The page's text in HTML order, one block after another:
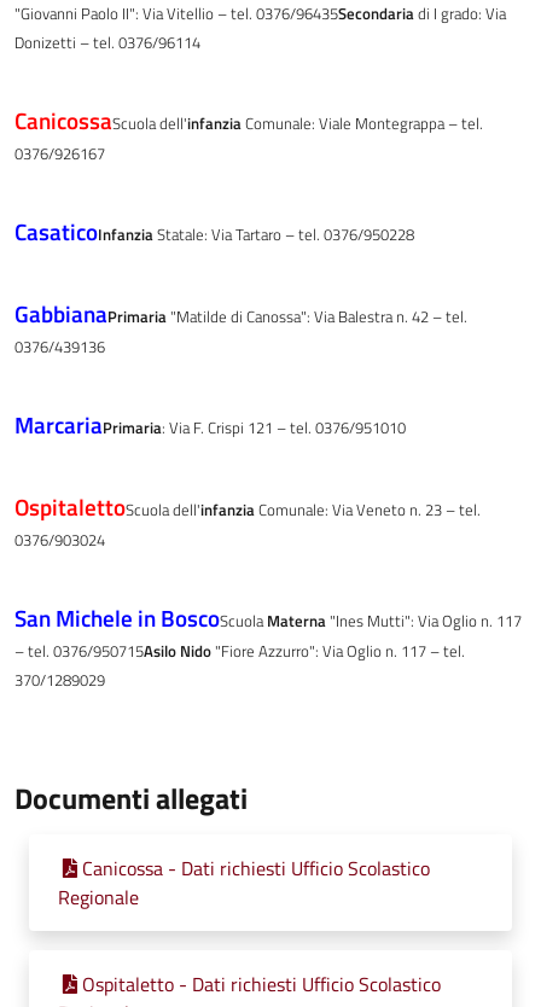
"Giovanni Paolo II": Via Vitellio – tel. 0376/96435Secondariadi I grado: Via
Donizetti – tel. 0376/96114
CanicossaScuola dell'infanziaComunale: Viale Montegrappa – tel.
0376/926167
CasaticoInfanziaStatale: Via Tartaro – tel. 0376/950228
GabbianaPrimaria "Matilde di Canossa": Via Balestra n. 42 – tel.
0376/439136
MarcariaPrimaria: Via F. Crispi 121 – tel. 0376/951010
OspitalettoScuola dell'infanziaComunale: Via Veneto n. 23 – tel.
0376/903024
San Michele in BoscoScuolaMaterna "Ines Mutti": Via Oglio n. 117
– tel. 0376/950715Asilo Nido "Fiore Azzurro": Via Oglio n. 117 – tel.
370/1289029
Documenti allegati
Canicossa - Dati richiesti Ufficio Scolastico
Regionale
Ospitaletto - Dati richiesti Ufficio Scolastico